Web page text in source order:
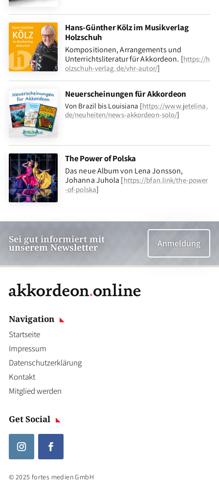
Hans-Günther Kölz im Musikverlag
Holzschuh
Kompositionen, Arrangements und
Unterrichtsliteratur für Akkordeon. [https://h
olzschuh-verlag.de/vhr-autor/]
Neuerscheinungen für Akkordeon
Von Brazil bis Louisiana [https://www.jetelina.
de/neuheiten/news-akkordeon-solo/]
The Power of Polska
Das neue Album von Lena Jonsson,
Johanna Juhola [https://bfan.link/the-power
-of-polska]
Sei gut informiert mit
unserem Newsletter Anmeldung
Navigation
Startseite
Impressum
Datenschutzerklärung
Kontakt
Mitglied werden
Get Social
© 2025 fortes medien GmbH